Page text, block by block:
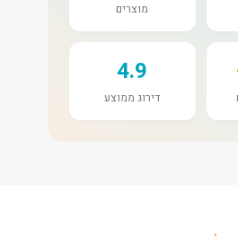
מוצרים
4.9
דירוג ממוצע